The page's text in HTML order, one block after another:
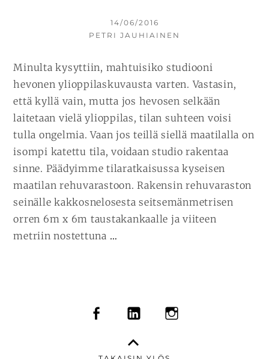
KIRJOITETTU
14/06/2016
KIRJOITTAJA
PETRI JAUHIAINEN
Minulta kysyttiin, mahtuisiko studiooni
hevonen ylioppilaskuvausta varten. Vastasin,
että kyllä vain, mutta jos hevosen selkään
laitetaan vielä ylioppilas, tilan suhteen voisi
tulla ongelmia. Vaan jos teillä siellä maatilalla on
isompi katettu tila, voidaan studio rakentaa
sinne. Päädyimme tilaratkaisussa kyseisen
maatilan rehuvarastoon. Rakensin rehuvaraston
seinälle kakkosnelosesta seitsemänmetrisen
orren 6m x 6m taustakankaalle ja viiteen
metriin nostettuna …
(OSA
SOMEVALIKKO
FACEBOOKLINKEDIN